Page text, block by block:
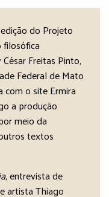
do Projeto
filosófica
Freitas Pinto,
Federal de Mato
com o site Ermira
a produção
meio da
textos
, entrevista de
artista Thiago